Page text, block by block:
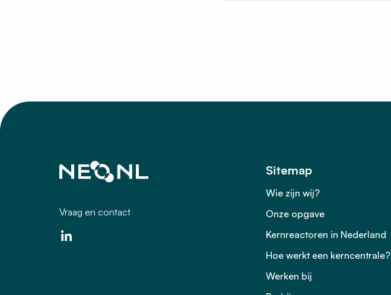
Vraag en contact
Sitemap
Wie zijn wij?
Onze opgave
Kernreactoren in Nederland
Hoe werkt een kerncentrale?
Werken bij